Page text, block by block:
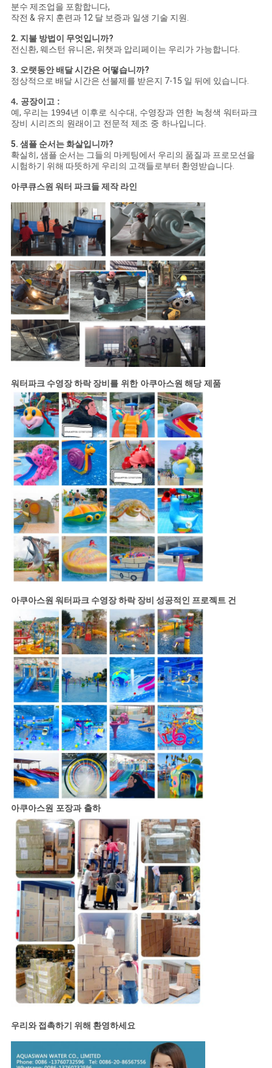
분수 제조업을 포함합니다,
작전 & 유지 훈련과 12 달 보증과 일생 기술 지원.
2. 지불 방법이 무엇입니까?
전신환, 웨스턴 유니온, 위챗과 압리페이는 우리가 가능합니다.
3. 오랫동안 배달 시간은 어떻습니까?
정상적으로 배달 시간은 선불제를 받은지 7-15 일 뒤에 있습니다.
4. 공장이고 :
예, 우리는 1994년 이후로 식수대, 수영장과 연한 녹청색 워터파크
장비 시리즈의 원래이고 전문적 제조 중 하나입니다.
5. 샘플 순서는 화살입니까?
확실히, 샘플 순서는 그들의 마케팅에서 우리의 품질과 프로모션을
시험하기 위해 따뜻하게 우리의 고객들로부터 환영받습니다.
아쿠큐스원 워터 파크들 제작 라인
워터파크 수영장 하락 장비 를 위한 아쿠아스원 해당 제품
아쿠아스원 워터파크 수영장 하락 장비 성공적인 프로젝트 건
아쿠아스원 포장과 출하
우리와 접촉하기 위해 환영하세요